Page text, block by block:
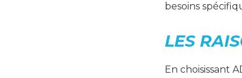
besoins
LES
En choisissant